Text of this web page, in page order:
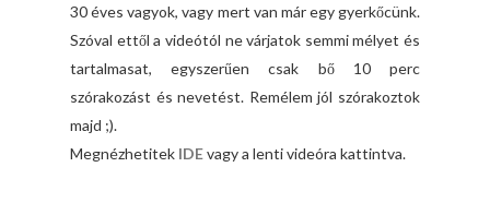
30 éves vagyok, vagy mert van már egy gyerkőcünk.
Szóval ettől a videótól ne várjatok semmi mélyet és
tartalmasat, egyszerűen csak bő 10 perc
szórakozást és nevetést. Remélem jól szórakoztok
majd ;).
Megnézhetitek IDEvagy a lenti videóra kattintva.